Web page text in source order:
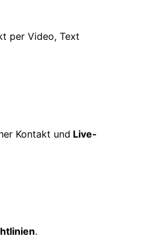
per Video, Text
Kontakt und Live-
.